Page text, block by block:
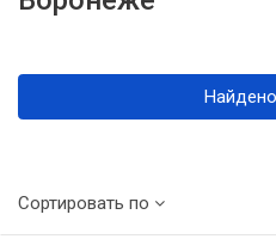
Сортировать по